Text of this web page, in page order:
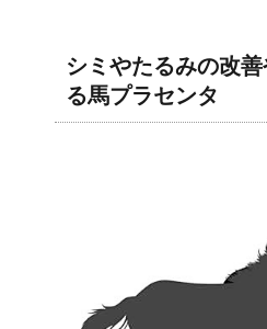
シミやたるみの改
る馬プラセンタ